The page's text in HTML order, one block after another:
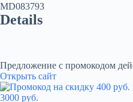
MD083793
Details
Предложение с промокодом
Открыть сайт